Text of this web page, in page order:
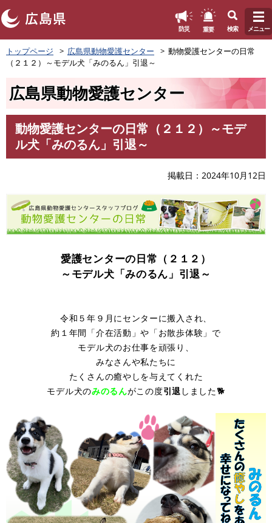
ペ
ー
防災 重要 検索 メニュー
トップページ 広島県動物愛護センター
動物愛護センターの日常
（２１２）～モデル犬「みのるん」引退～
広島県動物愛護センター
動物愛護センターの日常（２１２）～モデ
ル犬「みのるん」引退～
掲載日 2024年10月12日
愛護センターの日常（２１２）
～モデル犬「みのるん」引退～
令和５年９月にセンターに搬入され、
約１年間「介在活動」や「お散歩体験」で
モデル犬のお仕事を頑張り、
みなさんや私たちに
たくさんの癒やしを与えてくれた
モデル犬のみのるんがこの度引退 しました🐕